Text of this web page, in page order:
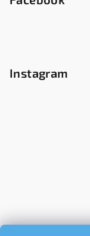
Instagram